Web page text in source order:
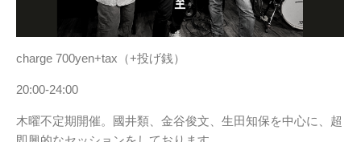
charge 700yen+tax（+投げ銭）
20:00-24:00
木曜不定期開催。國井類、金谷俊文、生田知保を中心に、超